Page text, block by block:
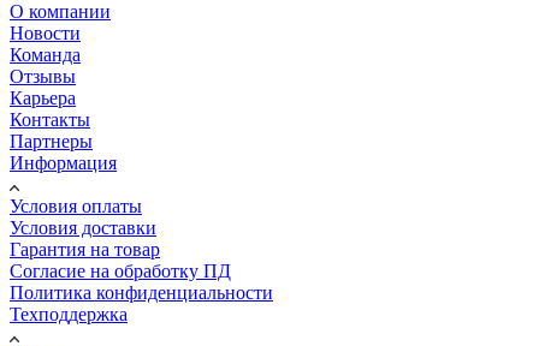
О компании
Новости
Команда
Отзывы
Карьера
Контакты
Партнеры
Информация
Условия оплаты
Условия доставки
Гарантия на товар
Согласие на обработку ПД
Политика конфиденциальности
Техподдержка